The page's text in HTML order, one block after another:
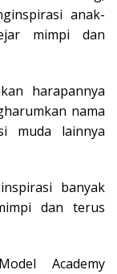
anak-
mimpi dan
harapannya
nama
muda lainnya
banyak
dan terus
Academy